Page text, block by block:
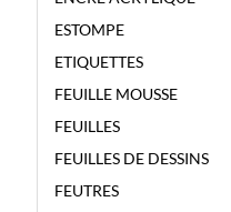
ESTOMPE
ETIQUETTES
FEUILLE MOUSSE
FEUILLES
FEUILLES DE DESSINS
FEUTRES